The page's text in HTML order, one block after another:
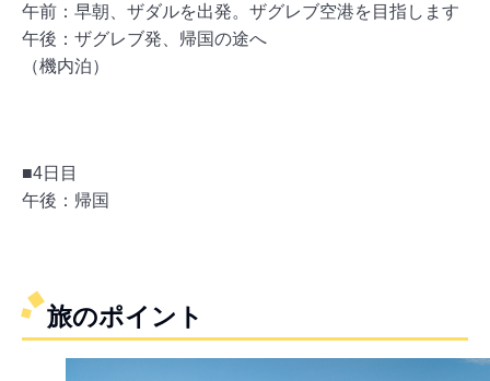
午前：早朝、ザダルを出発。ザグレブ空港を目指します
午後：ザグレブ発、帰国の途へ
（機内泊）
■4日目
午後：帰国
旅のポイント